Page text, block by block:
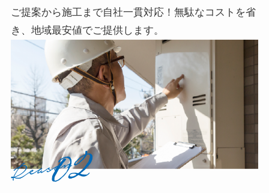
ご提案から施工まで自社一貫対応！無駄なコストを省
き、地域最安値でご提供します。